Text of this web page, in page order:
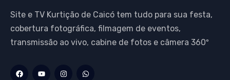
Site e TV Kurtição de Caicó tem tudo para sua festa,
cobertura fotográfica, filmagem de eventos,
transmissão ao vivo, cabine de fotos e câmera 360º